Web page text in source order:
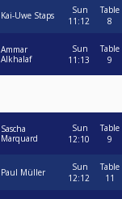
Kai-Uwe Staps
Sun
11:12
Table
8
Ammar
Alkhalaf
Sun
11:13
Table
9
Sascha
Marquard
Sun
12:10
Table
9
Paul Müller
Sun
12:12
Table
11